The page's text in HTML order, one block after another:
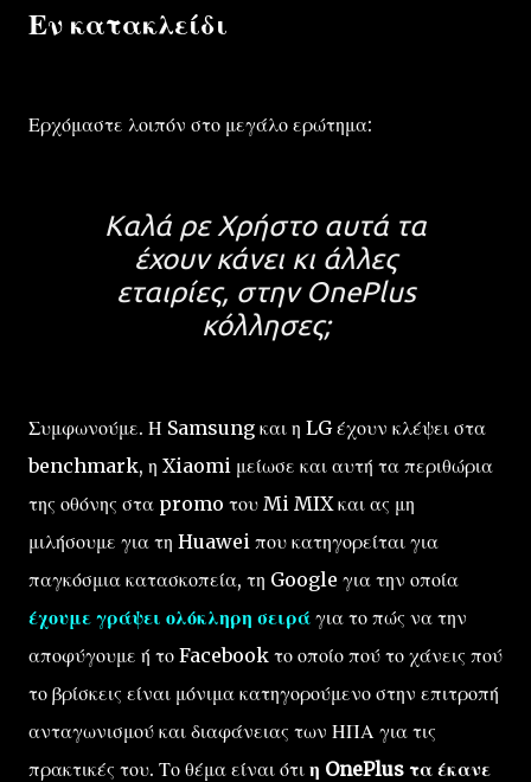
Εν κατακλείδι
Ερχόμαστε λοιπόν στο μεγάλο ερώτημα:
Καλά ρε Χρήστο αυτά τα
έχουν κάνει κι άλλες
εταιρίες, στην OnePlus
κόλλησες;
Συμφωνούμε. Η Samsung και η LG έχουν κλέψει στα
benchmark, η Xiaomi μείωσε και αυτή τα περιθώρια
της οθόνης στα promo του Mi MIX και ας μη
μιλήσουμε για τη Huawei που κατηγορείται για
παγκόσμια κατασκοπεία, τη Google για την οποία
έχουμε γράψει ολόκληρη σειρά για το πώς να την
αποφύγουμε ή το Facebook το οποίο πού το χάνεις πού
το βρίσκεις είναι μόνιμα κατηγορούμενο στην επιτροπή
ανταγωνισμού και διαφάνειας των ΗΠΑ για τις
πρακτικές του. Το θέμα είναι ότι η OnePlus τα έκανε